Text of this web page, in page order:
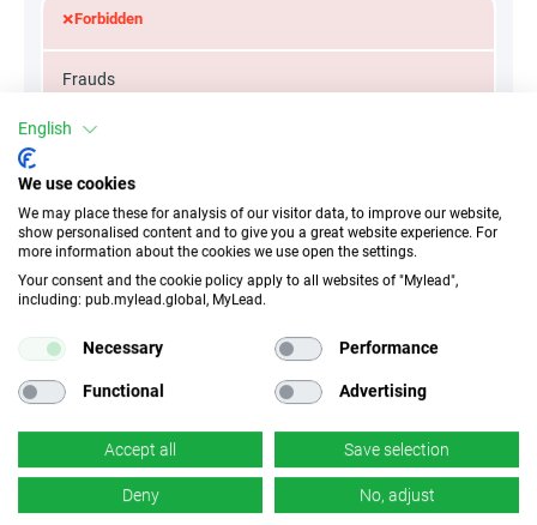
×Forbidden
Frauds
Misleads
Öznitelikler
Cihazlar
Yükle
Görevi tamamla
Trafik türü
EPC
English
We use cookies
We may place these for analysis of our visitor data, to improve our website,
show personalised content and to give you a great website experience. For
more information about the cookies we use open the settings.
Your consent and the cookie policy apply to all websites of "Mylead",
including: pub.mylead.global, MyLead.
Necessary Performance
Functional Advertising
Accept all Save selection
Deny No, adjust